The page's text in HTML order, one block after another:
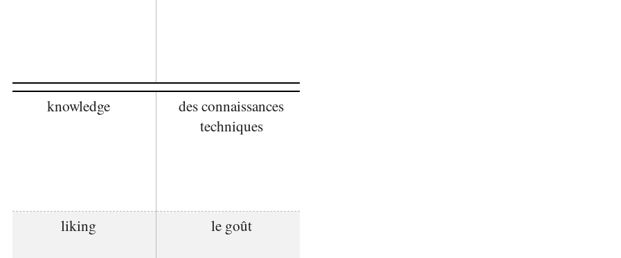
knowledge
des connaissances
techniques
liking le goût